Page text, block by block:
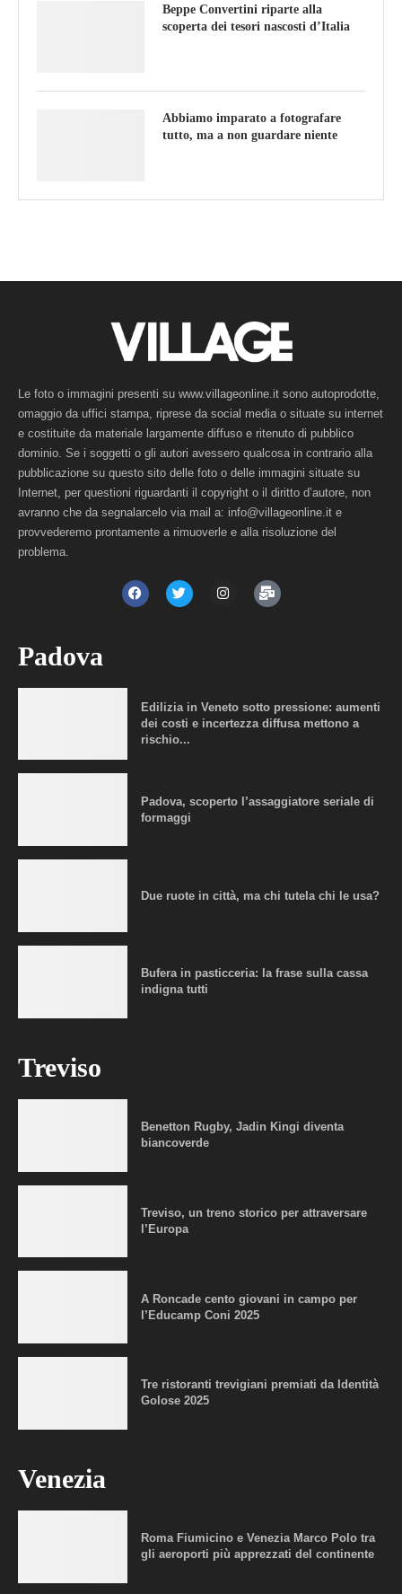
Beppe Convertini riparte alla
scoperta dei tesori nascosti d’Italia
Abbiamo imparato a fotografare
tutto, ma a non guardare niente
Le foto o immagini presenti su www.villageonline.it sono autoprodotte,
omaggio da uffici stampa, riprese da social media o situate su internet
e costituite da materiale largamente diffuso e ritenuto di pubblico
dominio. Se i soggetti o gli autori avessero qualcosa in contrario alla
pubblicazione su questo sito delle foto o delle immagini situate su
Internet, per questioni riguardanti il copyright o il diritto d’autore, non
avranno che da segnalarcelo via mail a: info@villageonline.it e
provvederemo prontamente a rimuoverle e alla risoluzione del
problema.
Padova
Edilizia in Veneto sotto pressione: aumenti
dei costi e incertezza diffusa mettono a
rischio...
Padova, scoperto l’assaggiatore seriale di
formaggi
Due ruote in città, ma chi tutela chi le usa?
Bufera in pasticceria: la frase sulla cassa
indigna tutti
Treviso
Benetton Rugby, Jadin Kingi diventa
biancoverde
Treviso, un treno storico per attraversare
l’Europa
A Roncade cento giovani in campo per
l’Educamp Coni 2025
Tre ristoranti trevigiani premiati da Identità
Golose 2025
Venezia
Roma Fiumicino e Venezia Marco Polo tra
gli aeroporti più apprezzati del continente